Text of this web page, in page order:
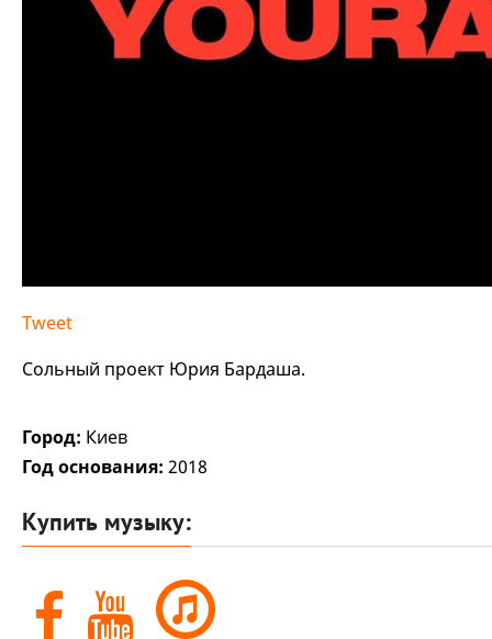
Tweet
Сольный проект Юрия Бардаша.
Город: Киев
Год основания: 2018
Купить музыку: